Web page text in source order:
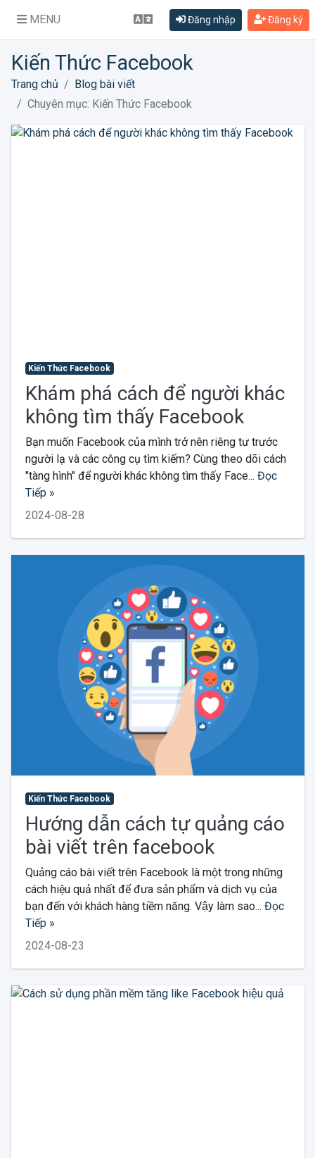
MENU Đăng nhập Đăng ký
Kiến Thức Facebook
Trang chủ
Blog bài viết
Chuyên mục: Kiến Thức Facebook
Kiến Thức Facebook
Khám phá cách để người khác
không tìm thấy Facebook
Bạn muốn Facebook của mình trở nên riêng tư trước
người lạ và các công cụ tìm kiếm? Cùng theo dõi cách
"tàng hình" để người khác không tìm thấy Face... Đọc
Tiếp »
2024-08-28
Kiến Thức Facebook
Hướng dẫn cách tự quảng cáo
bài viết trên facebook
Quảng cáo bài viết trên Facebook là một trong những
cách hiệu quả nhất để đưa sản phẩm và dịch vụ của
bạn đến với khách hàng tiềm năng. Vậy làm sao... Đọc
Tiếp »
2024-08-23